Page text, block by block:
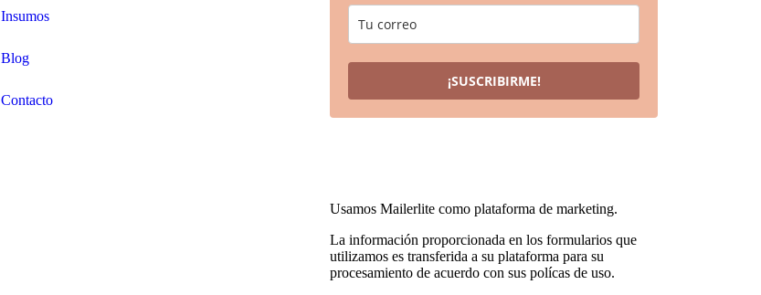
Insumos
Blog
Contacto
¡SUSCRIBIRME!
Usamos Mailerlite como plataforma de marketing.
La información proporcionada en los formularios que
utilizamos es transferida a su plataforma para su
procesamiento de acuerdo con sus polícas de uso.